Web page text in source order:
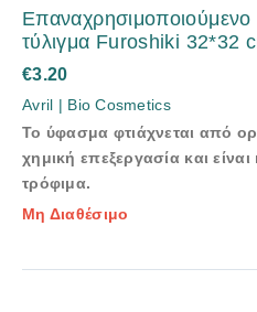
τύλιγμα Furoshiki 32*32
€3.20
Avril | Bio Cosmetics
Το ύφασμα φτιάχνεται από
χημική επεξεργασία και
τρόφιμα.
Μη Διαθέσιμο